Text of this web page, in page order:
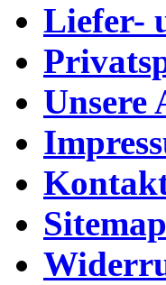
Liefer-
Unsere
Sitemap